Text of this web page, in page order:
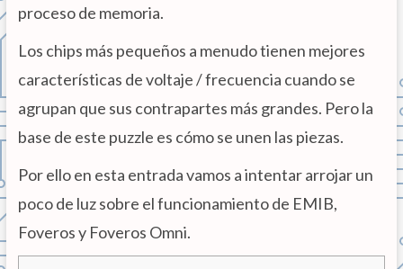
proceso de memoria.
Los chips más pequeños a menudo tienen mejores
características de voltaje / frecuencia cuando se
agrupan que sus contrapartes más grandes. Pero la
base de este puzzle es cómo se unen las piezas.
Por ello en esta entrada vamos a intentar arrojar un
poco de luz sobre el funcionamiento de EMIB,
Foveros y Foveros Omni.